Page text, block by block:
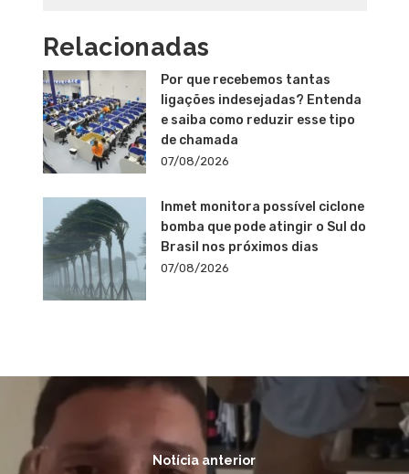
Relacionadas
Por que recebemos tantas
ligações indesejadas? Entenda
e saiba como reduzir esse tipo
de chamada
07/08/2026
Inmet monitora possível ciclone
bomba que pode atingir o Sul do
Brasil nos próximos dias
07/08/2026
Notícia anterior